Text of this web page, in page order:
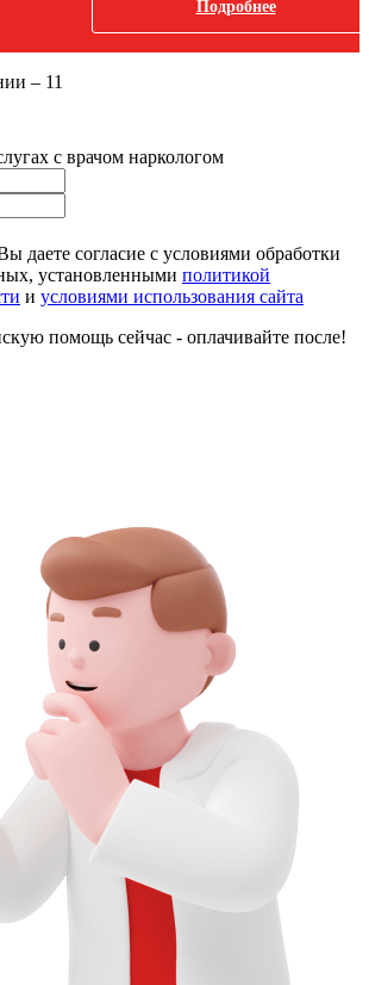
Подробнее
– 11
с врачом наркологом
даете согласие с условиями обработки
установленными политикой
и условиями использования сайта
помощь сейчас - оплачивайте после!